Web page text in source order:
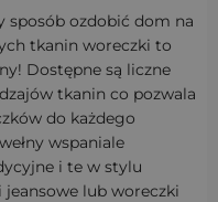
sposób ozdobić dom na
tkanin woreczki to
Dostępne są liczne
tkanin co pozwala
do każdego
wspaniale
i te w stylu
lub woreczki